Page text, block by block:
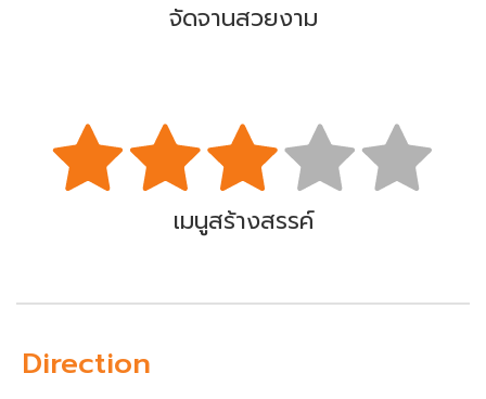
จัดจานสวยงาม
เมนูสร้างสรรค์
Direction